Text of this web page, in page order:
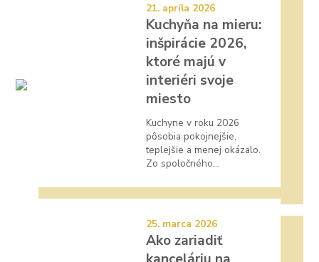
21. apríla 2026
Kuchyňa na mieru:
inšpirácie 2026,
ktoré majú v
interiéri svoje
miesto
Kuchyne v roku 2026
pôsobia pokojnejšie,
teplejšie a menej okázalo.
Zo spoločného...
25. marca 2026
Ako zariadiť